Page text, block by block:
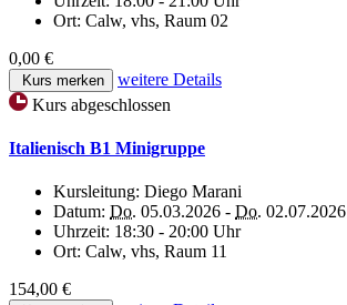
Ort: Calw, vhs, Raum 02
0,00 €
Kurs merken
weitere Details
Kurs abgeschlossen
Italienisch B1 Minigruppe
Kursleitung: Diego Marani
Datum: Do. 05.03.2026 - Do. 02.07.2026
Uhrzeit: 18:30 - 20:00 Uhr
Ort: Calw, vhs, Raum 11
154,00 €